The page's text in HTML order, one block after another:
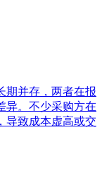
期并存，两者在报
异。不少采购方在
导致成本虚高或交